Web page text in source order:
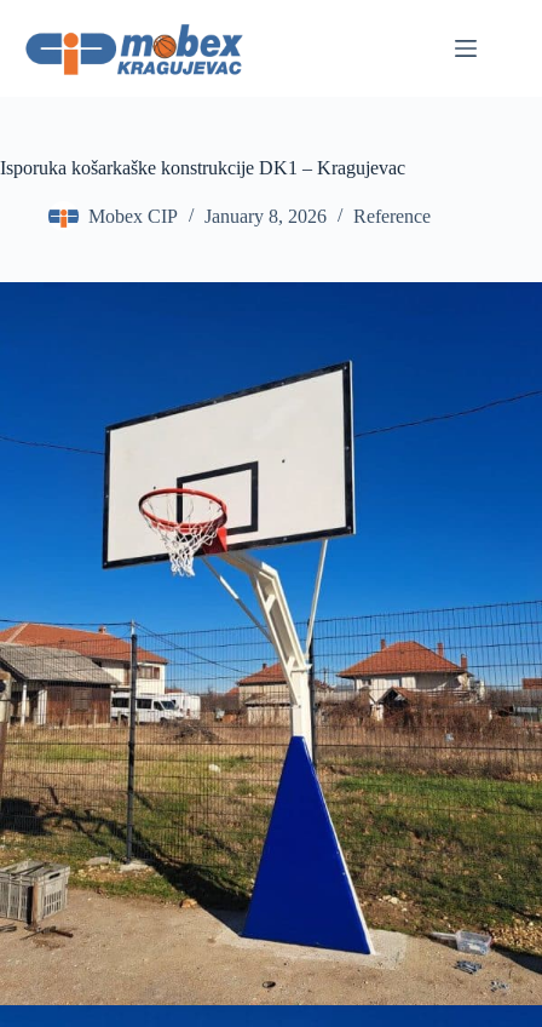
content
Isporuka košarkaške konstrukcije DK1 – Kragujevac
Mobex CIP January 8, 2026 Reference